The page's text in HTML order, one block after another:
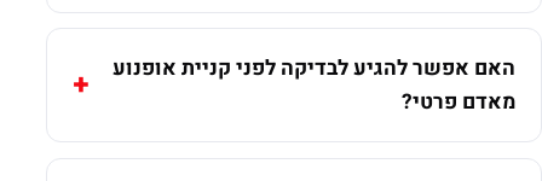
האם אפשר להגיע לבדיקה לפני קניית אופנוע
מאדם פרטי?